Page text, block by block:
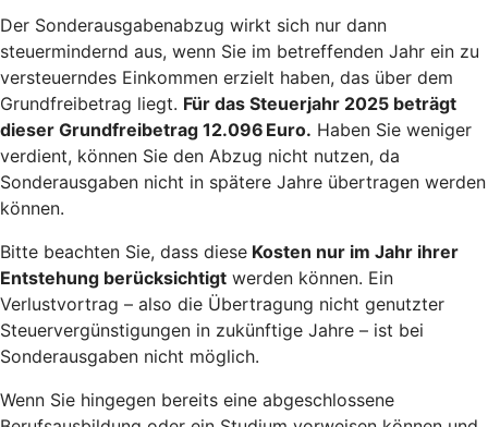
Der Sonderausgabenabzug wirkt sich nur dann
steuermindernd aus, wenn Sie im betreffenden Jahr ein zu
versteuerndes Einkommen erzielt haben, das über dem
Grundfreibetrag liegt. Für das Steuerjahr 2025 beträgt
dieser Grundfreibetrag 12.096 Euro. Haben Sie weniger
verdient, können Sie den Abzug nicht nutzen, da
Sonderausgaben nicht in spätere Jahre übertragen werden
können.
Bitte beachten Sie, dass diese Kosten nur im Jahr ihrer
Entstehung berücksichtigt werden können. Ein
Verlustvortrag – also die Übertragung nicht genutzter
Steuervergünstigungen in zukünftige Jahre – ist bei
Sonderausgaben nicht möglich.
Wenn Sie hingegen bereits eine abgeschlossene